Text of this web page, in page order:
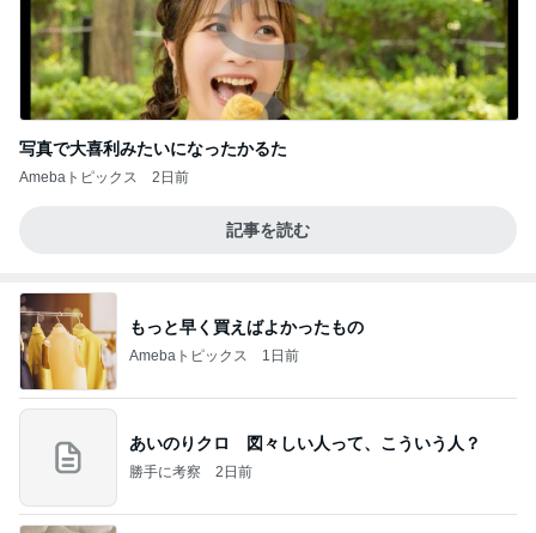
写真で大喜利みたいになったかるた
Amebaトピックス 2日前
記事を読む
もっと早く買えばよかったもの
Amebaトピックス 1日前
あいのりクロ 図々しい人って、こういう人？
勝手に考察 2日前